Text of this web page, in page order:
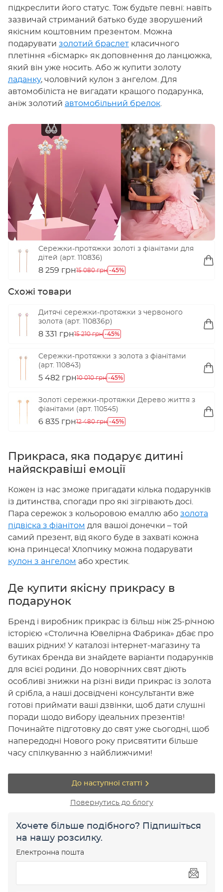
підкреслити його статус. Тож будьте певні: навіть
зазвичай стриманий батько буде зворушений
якісним коштовним презентом. Можна
подарувати золотий браслет класичного
плетіння «бісмарк» як доповнення до ланцюжка,
який він уже носить. Або ж купити золоту
ладанку, чоловічий кулон з ангелом. Для
автомобіліста не вигадати кращого подарунка,
аніж золотий автомобільний брелок.
Сережки-протяжки золоті з фіанітами для
дітей (арт. 110836)
8 259 грн15 080 грн -45%
Схожі товари
Дитячі сережки-протяжки з червоного
золота (арт. 110836р)
8 331 грн15 210 грн -45%
Сережки-протяжки з золота з фіанітами
(арт. 110843)
5 482 грн10 010 грн -45%
Золоті сережки-протяжки Дерево життя з
фіанітами (арт. 110545)
6 835 грн12 480 грн -45%
Прикраса, яка подарує дитині
найяскравіші емоції
Кожен із нас зможе пригадати кілька подарунків
із дитинства, спогади про які зігрівають досі.
Пара сережок з кольоровою емаллю або золота
підвіска з фіанітом для вашої донечки – той
самий презент, від якого буде в захваті кожна
юна принцеса! Хлопчику можна подарувати
кулон з ангелом або хрестик.
Де купити якісну прикрасу в
подарунок
Бренд і виробник прикрас із більш ніж 25-річною
історією «Столична Ювелірна Фабрика» дбає про
ваших рідних! У каталозі інтернет-магазину та
бутиках бренда ви знайдете варіанти подарунків
для всієї родини. До новорічних свят діють
особливі знижки на різні види прикрас із золота
й срібла, а наші досвідчені консультанти вже
готові приймати ваші дзвінки, щоб дати слушні
поради щодо вибору ідеальних презентів!
Починайте підготовку до свят уже сьогодні, щоб
напередодні Нового року присвятити більше
часу спілкуванню з найближчими!
До наступної статті
Повернутись до блогу
Хочете більше подібного? Підпишіться
на нашу розсилку.
Електронна пошта